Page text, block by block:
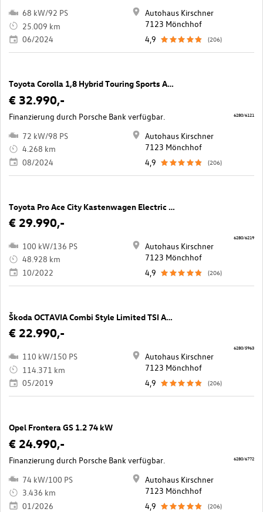
68 kW/92 PS
25.009 km
06/2024
Autohaus Kirschner
7123 Mönchhof
4,9
(206)
Toyota Corolla 1,8 Hybrid Touring Sports Active Drive
€ 32.990,-
Finanzierung durch Porsche Bank verfügbar.
72 kW/98 PS
4.268 km
08/2024
Autohaus Kirschner
7123 Mönchhof
4,9
(206)
6280/6121
Toyota Pro Ace City Kastenwagen Electric 50kWh L1 Comfort
€ 29.990,-
100 kW/136 PS
48.928 km
10/2022
Autohaus Kirschner
7123 Mönchhof
4,9
(206)
6280/6219
Škoda OCTAVIA Combi Style Limited TSI ACT DSG
€ 22.990,-
110 kW/150 PS
114.371 km
05/2019
Autohaus Kirschner
7123 Mönchhof
4,9
(206)
6280/5963
Opel Frontera GS 1.2 74 kW
€ 24.990,-
Finanzierung durch Porsche Bank verfügbar.
74 kW/100 PS
3.436 km
01/2026
Autohaus Kirschner
7123 Mönchhof
4,9
(206)
6280/6772